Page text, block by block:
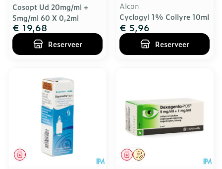
Cosopt Ud 20mg/ml +
5mg/ml 60 X 0,2ml
€ 19,68
Reserveer
Alcon
Cyclogyl 1% Collyre 10ml
€ 5,96
Reserveer
Geneesmiddel Op voorschrift
Geneesmiddel